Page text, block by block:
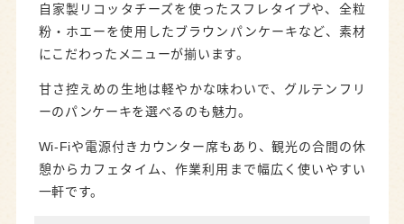
自家製リコッタチーズを使ったスフレタイプや、全粒
粉・ホエーを使用したブラウンパンケーキなど、素材
にこだわったメニューが揃います。
甘さ控えめの生地は軽やかな味わいで、グルテンフリ
ーのパンケーキを選べるのも魅力。
Wi-Fiや電源付きカウンター席もあり、観光の合間の休
憩からカフェタイム、作業利用まで幅広く使いやすい
一軒です。